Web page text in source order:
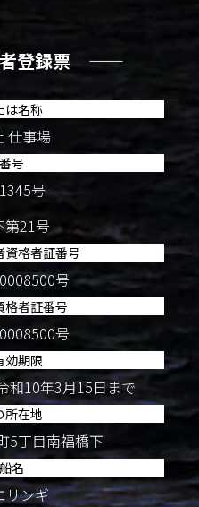
登録票 ――
は名称
仕事場
号
号
第21号
資格者証番号
号
格者証番号
号
効期限
和10年3月15日まで
所在地
5丁目南福橋下
名
リンギ